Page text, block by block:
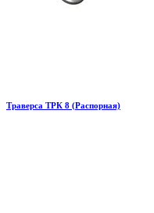
Траверса ТРК 8 (Распорная)